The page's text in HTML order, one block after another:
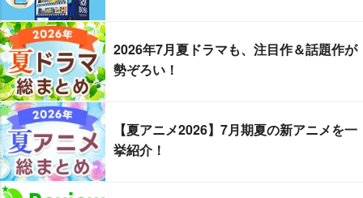
2026年7月夏ドラマも、注目作＆話題作が
勢ぞろい！
【夏アニメ2026】7月期夏の新アニメを一
挙紹介！